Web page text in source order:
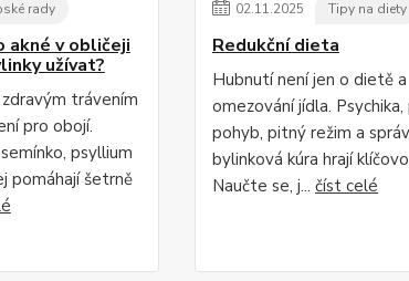
rady
akné v obličeji
užívat?
trávením
pro obojí.
psyllium
pomáhají šetrně
02.11.2025 Tipy na diety
Redukční dieta
Hubnutí není jen o dietě a
omezování jídla.
pohyb, pitný režim a
bylinková kúra hrají
Naučte se, j... číst celé